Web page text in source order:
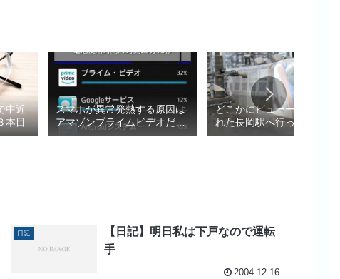
中近
本目
スマホが異常発熱する原因は
アマゾンプライムビデオだっ
た
どこかにビューーン！で選ば
れた長岡駅へ行ってきました
2026春1/4
日記
【日記】明日私は下戸なので運転
手
2004.12.16